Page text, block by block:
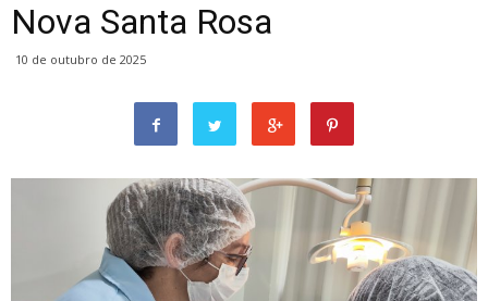
Nova Santa Rosa
10 de outubro de 2025